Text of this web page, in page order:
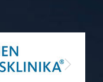
Next